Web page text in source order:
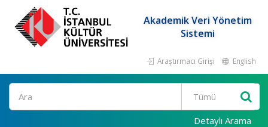
Akademik Veri Yönetim
Sistemi
Araştırmacı Girişi English
Ara
Detaylı Arama